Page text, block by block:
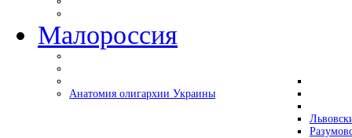
Малороссия
Анатомия олигархии Украины